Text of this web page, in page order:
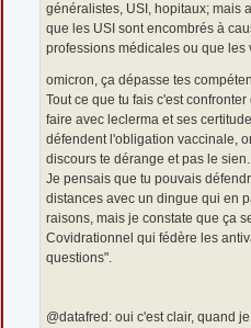
généralistes, USI, hopitaux; mais
que les USI sont encombrés à
professions médicales ou que
omicron, ça dépasse tes
Tout ce que tu fais c'est
faire avec leclerma et ses
défendent l'obligation vaccinale,
discours te dérange et pas le
Je pensais que tu pouvais
distances avec un dingue qui en
raisons, mais je constate que ça
Covidrationnel qui fédère les
questions".
@datafred: oui c'est clair, quand